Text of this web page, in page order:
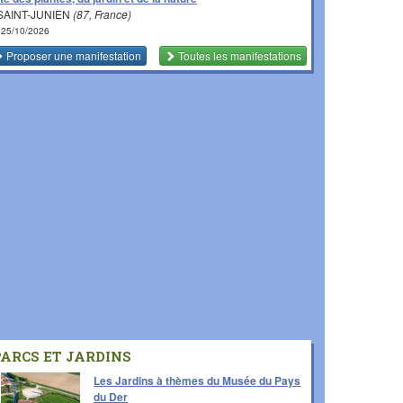
JUNIEN (87, France)
10/2026
Proposer une manifestation Toutes les manifestations
ET JARDINS
Les Jardins à thèmes du Musée du Pays
du Der